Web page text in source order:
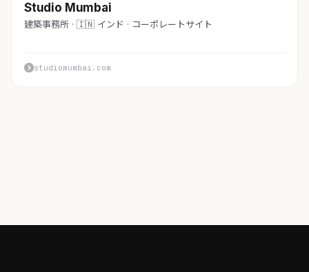
Studio Mumbai
建築事務所 · 🇮🇳 インド · コーポレートサイト
studiomumbai.com